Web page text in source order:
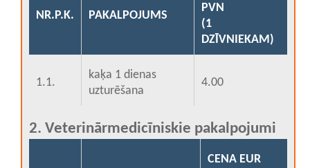
NR.P.K. PAKALPOJUMS
PVN
(1
DZĪVNIEKAM)
1.1.
kaķa 1 dienas
uzturēšana
4.00
2. Veterinārmedicīniskie pakalpojumi
CENA EUR